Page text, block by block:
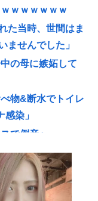
ｗｗｗｗｗｗ
た当時、世間はま
ませんでした」
の母に嫉妬して
物&断水でトイレ
染」
で倒産へ
術を決意
めっちゃ悪化し